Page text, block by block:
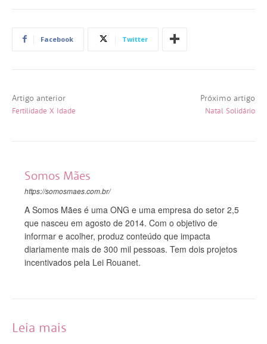
Facebook Twitter
Artigo anterior
Fertilidade X Idade
Próximo artigo
Natal Solidário
Somos Mães
https://somosmaes.com.br/
A Somos Mães é uma ONG e uma empresa do setor 2,5
que nasceu em agosto de 2014. Com o objetivo de
informar e acolher, produz conteúdo que impacta
diariamente mais de 300 mil pessoas. Tem dois projetos
incentivados pela Lei Rouanet.
Leia mais